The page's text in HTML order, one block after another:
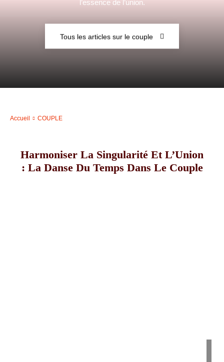
–
l’essence de l’union.
Tous les articles sur le couple
Accueil COUPLE
Harmoniser La Singularité Et L’Union
: La Danse Du Temps Dans Le Couple